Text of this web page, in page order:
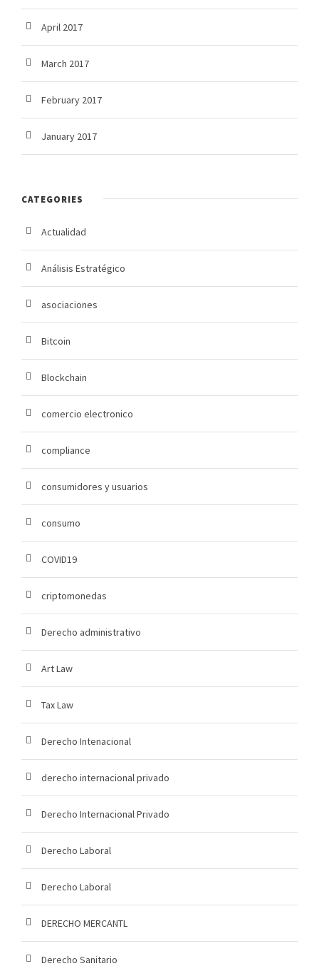
April 2017
March 2017
February 2017
January 2017
CATEGORIES
Actualidad
Análisis Estratégico
asociaciones
Bitcoin
Blockchain
comercio electronico
compliance
consumidores y usuarios
consumo
COVID19
criptomonedas
Derecho administrativo
Art Law
Tax Law
Derecho Intenacional
derecho internacional privado
Derecho Internacional Privado
Derecho Laboral
Derecho Laboral
DERECHO MERCANTL
Derecho Sanitario